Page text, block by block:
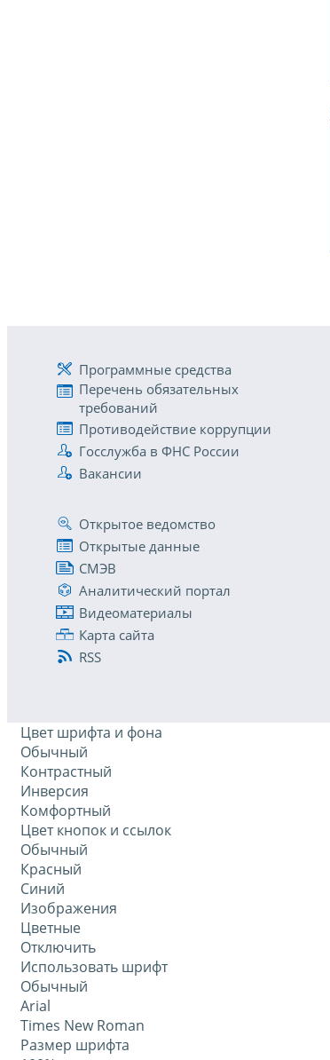
Программные средства
Перечень обязательных
требований
Противодействие коррупции
Госслужба в ФНС России
Вакансии
Открытое ведомство
Открытые данные
СМЭВ
Аналитический портал
Видеоматериалы
Карта сайта
RSS
Цвет шрифта и фона
Обычный
Контрастный
Инверсия
Комфортный
Цвет кнопок и ссылок
Обычный
Красный
Синий
Изображения
Цветные
Отключить
Использовать шрифт
Обычный
Arial
Times New Roman
Размер шрифта